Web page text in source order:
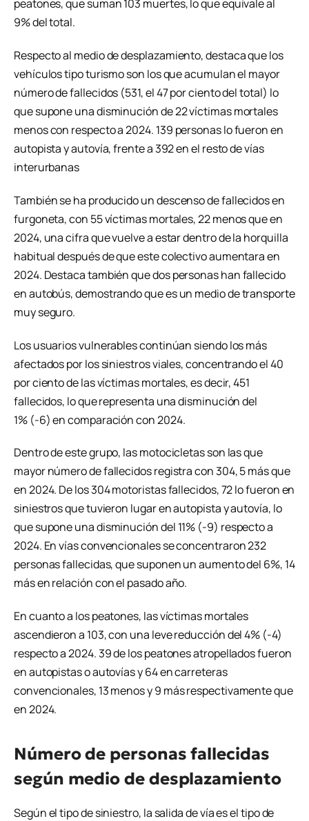
peatones, que suman 103 muertes, lo que equivale al
9% del total.
Respecto al medio de desplazamiento, destaca que los
vehículos tipo turismo son los que acumulan el mayor
número de fallecidos (531, el 47 por ciento del total) lo
que supone una disminución de 22 víctimas mortales
menos con respecto a 2024. 139 personas lo fueron en
autopista y autovía, frente a 392 en el resto de vías
interurbanas
También se ha producido un descenso de fallecidos en
furgoneta, con 55 víctimas mortales, 22 menos que en
2024, una cifra que vuelve a estar dentro de la horquilla
habitual después de que este colectivo aumentara en
2024. Destaca también que dos personas han fallecido
en autobús, demostrando que es un medio de transporte
muy seguro.
Los usuarios vulnerables continúan siendo los más
afectados por los siniestros viales, concentrando el 40
por ciento de las víctimas mortales, es decir, 451
fallecidos, lo que representa una disminución del
1% (-6) en comparación con 2024.
Dentro de este grupo, las motocicletas son las que
mayor número de fallecidos registra con 304, 5 más que
en 2024. De los 304 motoristas fallecidos, 72 lo fueron en
siniestros que tuvieron lugar en autopista y autovía, lo
que supone una disminución del 11% (-9) respecto a
2024. En vías convencionales se concentraron 232
personas fallecidas, que suponen un aumento del 6%, 14
más en relación con el pasado año.
En cuanto a los peatones, las víctimas mortales
ascendieron a 103, con una leve reducción del 4% (-4)
respecto a 2024. 39 de los peatones atropellados fueron
en autopistas o autovías y 64 en carreteras
convencionales, 13 menos y 9 más respectivamente que
en 2024.
Número de personas fallecidas
según medio de desplazamiento
Según el tipo de siniestro, la salida de vía es el tipo de